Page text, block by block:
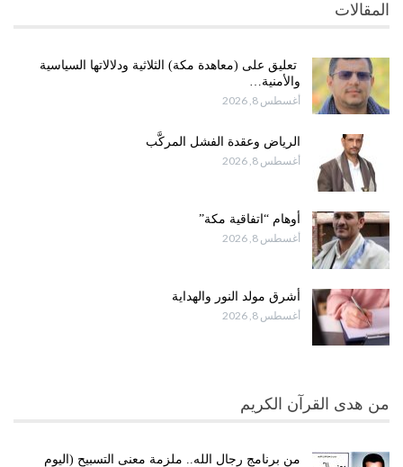
المقالات
تعليق على (معاهدة مكة) الثلاثية ودلالاتها السياسية
والأمنية…
أغسطس 8, 2026
الرياض وعقدة الفشل المركَّب
أغسطس 8, 2026
أوهام “اتفاقية مكة”
أغسطس 8, 2026
أشرق مولد النور والهداية
أغسطس 8, 2026
من هدى القرآن الكريم
من برنامج رجال الله.. ملزمة معنى التسبيح (اليوم